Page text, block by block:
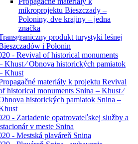
mikroprojektu Bieszczady –
Poloniny, dve krajiny – jedna
značka
produkt turystyki leśnej
i Połonin
- Revival of historical monuments
Khust ⁄ Obnova historických pamiatok
Khust
materiály k projektu Revival
historical monuments Snina – Khust ⁄
historických pamiatok Snina –
- Zariadenie opatrovateľskej služby a
v meste Snina
- Mestská plaváreň Snina